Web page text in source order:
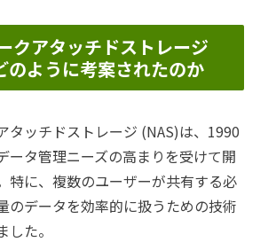
クアタッチドストレージ
のように考案されたのか
タッチドストレージ (NAS)は、1990
ータ管理ニーズの高まりを受けて開
特に、複数のユーザーが共有する必
のデータを効率的に扱うための技術
た。